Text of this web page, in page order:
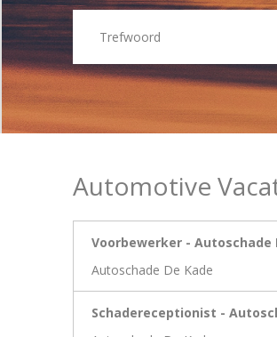
Automotive
Voorbewerker - Autoschade
Autoschade De Kade
Schadereceptionist -